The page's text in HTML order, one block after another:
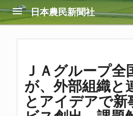
menu 日本農民新聞社
ＪＡグループ全
が、外部組織と
とアイデアで新